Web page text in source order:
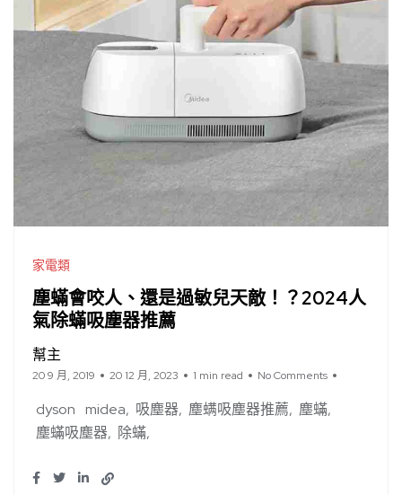
家電類
塵蟎會咬人、還是過敏兒天敵！？2024人
氣除蟎吸塵器推薦
幫主
20 9 月, 2019 20 12 月, 2023 1 min read No Comments
dyson midea 吸塵器 塵螨吸塵器推薦 塵蟎
塵蟎吸塵器
除蟎